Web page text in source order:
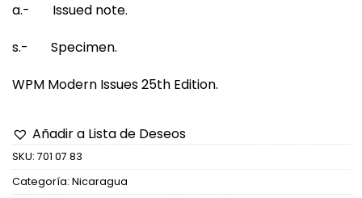
a.- Issued note.
s.- Specimen.
WPM Modern Issues 25th Edition.
Añadir a Lista de Deseos
SKU: 701 07 83
Categoría: Nicaragua